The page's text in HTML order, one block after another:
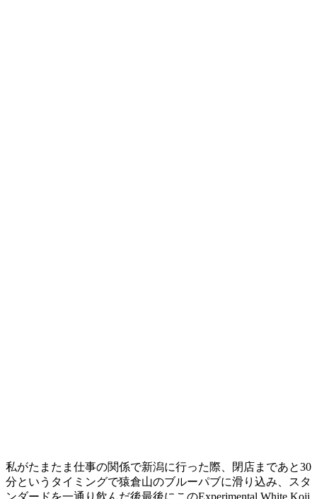
私がたまたま仕事の関係で新潟に行った際、閉店まであと30
分というタイミングで猿倉山のブルーパブに滑り込み、スタ
ンダードを一通り飲んだ後最後にこのExperimental White Koji